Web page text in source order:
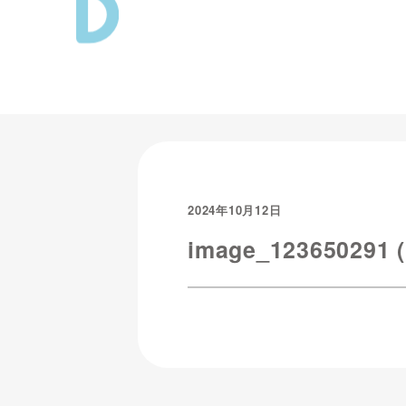
2024年10月12日
image_123650291